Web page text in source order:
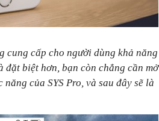
cung cấp cho người dùng khả năng
biệt hơn, bạn còn chẳng cần mở
của SYS Pro, và sau đây sẽ là